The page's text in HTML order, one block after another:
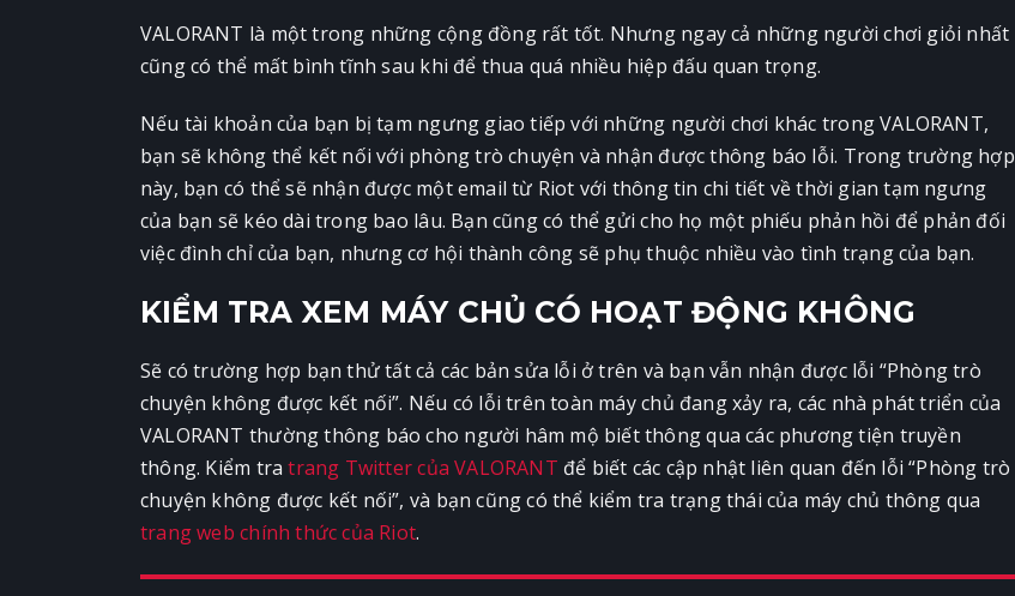
VALORANT là một trong những cộng đồng rất tốt. Nhưng ngay cả những người chơi giỏi nhất
cũng có thể mất bình tĩnh sau khi để thua quá nhiều hiệp đấu quan trọng.
Nếu tài khoản của bạn bị tạm ngưng giao tiếp với những người chơi khác trong VALORANT,
bạn sẽ không thể kết nối với phòng trò chuyện và nhận được thông báo lỗi. Trong trường hợp
này, bạn có thể sẽ nhận được một email từ Riot với thông tin chi tiết về thời gian tạm ngưng
của bạn sẽ kéo dài trong bao lâu. Bạn cũng có thể gửi cho họ một phiếu phản hồi để phản đối
việc đình chỉ của bạn, nhưng cơ hội thành công sẽ phụ thuộc nhiều vào tình trạng của bạn.
KIỂM TRA XEM MÁY CHỦ CÓ HOẠT ĐỘNG KHÔNG
Sẽ có trường hợp bạn thử tất cả các bản sửa lỗi ở trên và bạn vẫn nhận được lỗi “Phòng trò
chuyện không được kết nối”. Nếu có lỗi trên toàn máy chủ đang xảy ra, các nhà phát triển của
VALORANT thường thông báo cho người hâm mộ biết thông qua các phương tiện truyền
thông. Kiểm tratrang Twitter của VALORANT để biết các cập nhật liên quan đến lỗi “Phòng trò
chuyện không được kết nối”, và bạn cũng có thể kiểm tra trạng thái của máy chủ thông qua
trang web chính thức của Riot.